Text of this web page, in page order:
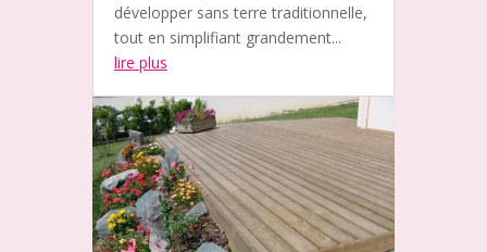
développer sans terre traditionnelle,
tout en simplifiant grandement...
lire plus